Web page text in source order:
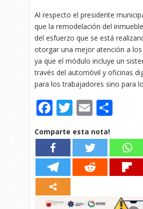
Al respecto el presidente
que la remodelación del
del esfuerzo que se está
otorgar una mejor atención a
ya que el módulo incluye un
través del automóvil y oficinas
para los trabajadores sino para
Facebook
Twitter
Email
Comparte esta nota!